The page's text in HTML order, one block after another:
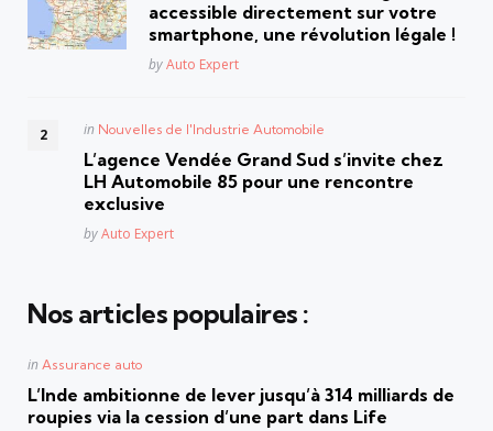
accessible directement sur votre
smartphone, une révolution légale !
Posted
byAuto Expert
Posted
in Nouvelles de l'Industrie Automobile
L’agence Vendée Grand Sud s’invite chez
LH Automobile 85 pour une rencontre
exclusive
Posted
byAuto Expert
Nos articles populaires :
Posted
in Assurance auto
L’Inde ambitionne de lever jusqu’à 314 milliards de
roupies via la cession d’une part dans Life